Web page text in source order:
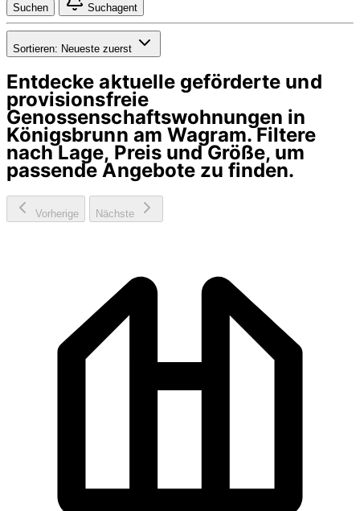
Suchen Suchagent
Sortieren: Neueste zuerst
Entdecke aktuelle geförderte und
provisionsfreie
Genossenschaftswohnungen in
Königsbrunn am Wagram. Filtere
nach Lage, Preis und Größe, um
passende Angebote zu finden.
Vorherige Nächste